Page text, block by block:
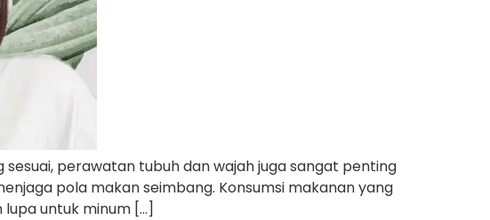
perawatan tubuh dan wajah juga sangat penting
pola makan seimbang. Konsumsi makanan yang
untuk minum […]